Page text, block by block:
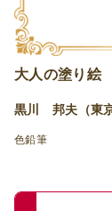
大人の塗り
黒川 邦夫（東京
色鉛筆